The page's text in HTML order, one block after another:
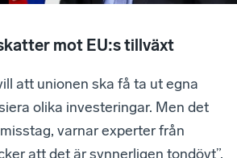
mot EU:s tillväxt
att unionen ska få ta ut egna
olika investeringar. Men det
varnar experter från
att det är synnerligen tondövt”,